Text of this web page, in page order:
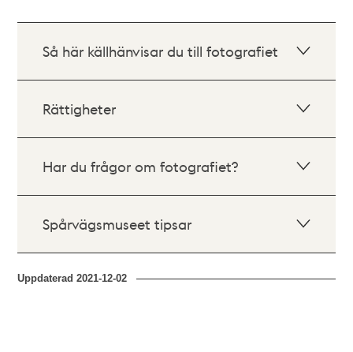
Så här källhänvisar du till fotografiet
Rättigheter
Har du frågor om fotografiet?
Spårvägsmuseet tipsar
Uppdaterad2021-12-02